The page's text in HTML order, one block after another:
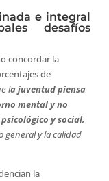
e integral
desafíos
concordar la
de
la juventud piensa
mental y no
y social,
general y la calidad
la